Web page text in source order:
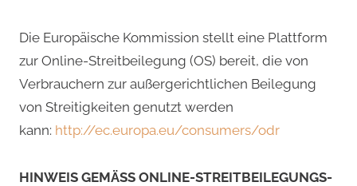
Die Europäische Kommission stellt eine Plattform
zur Online-Streitbeilegung (OS) bereit, die von
Verbrauchern zur außergerichtlichen Beilegung
von Streitigkeiten genutzt werden
kann: http://ec.europa.eu/consumers/odr
HINWEIS GEMÄSS ONLINE-STREITBEILEGUNGS-